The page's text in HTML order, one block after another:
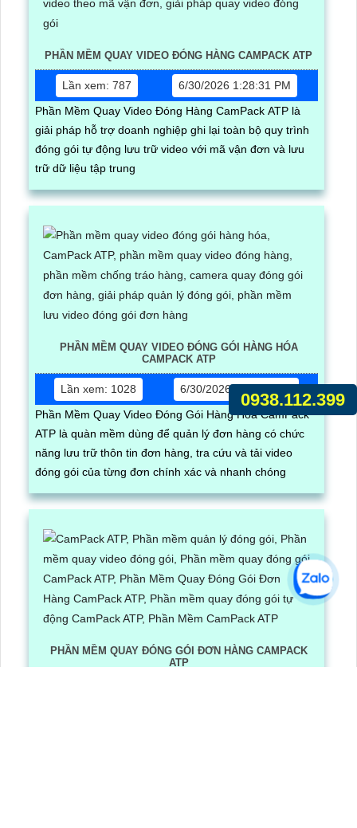
PHẦN MỀM QUAY VIDEO ĐÓNG HÀNG CAMPACK ATP
Lần xem: 787
6/30/2026 1:28:31 PM
Phần Mềm Quay Video Đóng Hàng CamPack ATP là
giải pháp hỗ trợ doanh nghiệp ghi lại toàn bộ quy trình
đóng gói tự động lưu trữ video với mã vận đơn và lưu
trữ dữ liệu tập trung
PHẦN MỀM QUAY VIDEO ĐÓNG GÓI HÀNG HÓA
CAMPACK ATP
Lần xem: 1028
6/30/2026 5:17:03 PM
Phần Mềm Quay Video Đóng Gói Hàng Hóa CamPack
ATP là quàn mềm dùng để quản lý đơn hàng có chức
năng lưu trữ thôn tin đơn hàng, tra cứu và tải video
đóng gói của từng đơn chính xác và nhanh chóng
PHẦN MỀM QUAY ĐÓNG GÓI ĐƠN HÀNG CAMPACK
ATP
0938.112.399